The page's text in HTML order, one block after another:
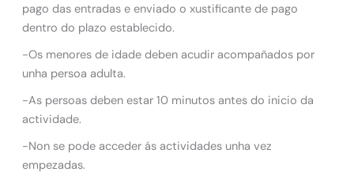
pago das entradas e enviado o xustificante de pago
dentro do plazo establecido.
-Os menores de idade deben acudir acompañados por
unha persoa adulta.
-As persoas deben estar 10 minutos antes do inicio da
actividade.
-Non se pode acceder ás actividades unha vez
empezadas.